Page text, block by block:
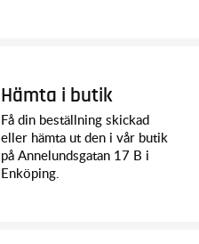
Hämta i butik
Få din beställning skickad
eller hämta ut den i vår butik
på Annelundsgatan 17 B i
Enköping.